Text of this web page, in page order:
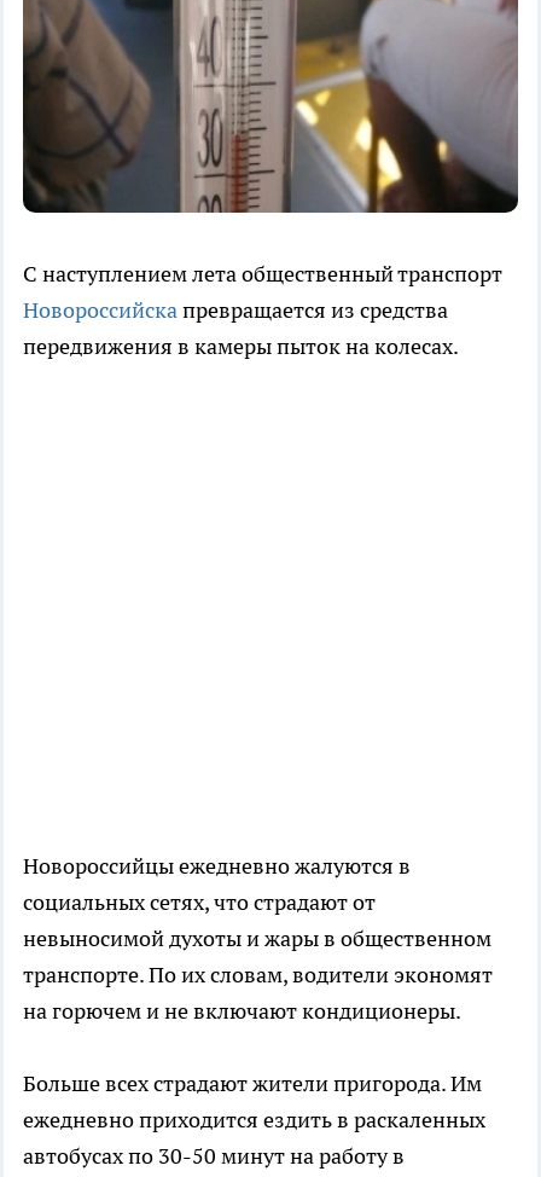
С наступлением лета общественный транспорт
Новороссийскапревращается из средства
передвижения в камеры пыток на колесах.
Новороссийцы ежедневно жалуются в
социальных сетях, что страдают от
невыносимой духоты и жары в общественном
транспорте. По их словам, водители экономят
на горючем и не включают кондиционеры.
Больше всех страдают жители пригорода. Им
ежедневно приходится ездить в раскаленных
автобусах по 30-50 минут на работу в